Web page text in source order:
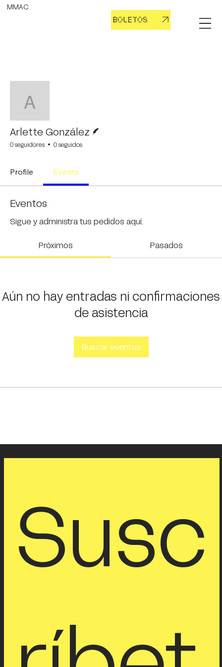
BOLETOS
MMAC
Arlette González
Arlette González
0 seguidores 0 seguidos
Profile Events
Eventos
Sigue y administra tus pedidos aquí.
Próximos Pasados
Aún no hay entradas ni confirmaciones
de asistencia
Buscar eventos
Susc